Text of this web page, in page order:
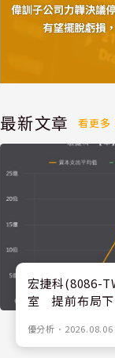
最新文章 看更多
宏捷科(8086-
室 提前布局下
優分析 ． 2026.08.06